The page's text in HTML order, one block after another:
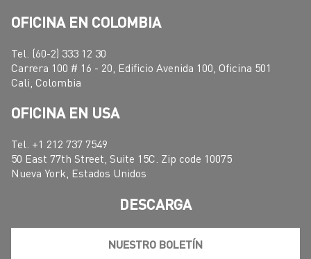
OFICINA EN COLOMBIA
Tel. (60-2) 333 12 30
Carrera 100 # 16 - 20, Edificio Avenida 100, Oficina 501
Cali, Colombia
OFICINA EN USA
Tel. +1 212 737 7549
50 East 77th Street, Suite 15C. Zip code 10075
Nueva York, Estados Unidos
DESCARGA
NUESTRO BOLETÍN